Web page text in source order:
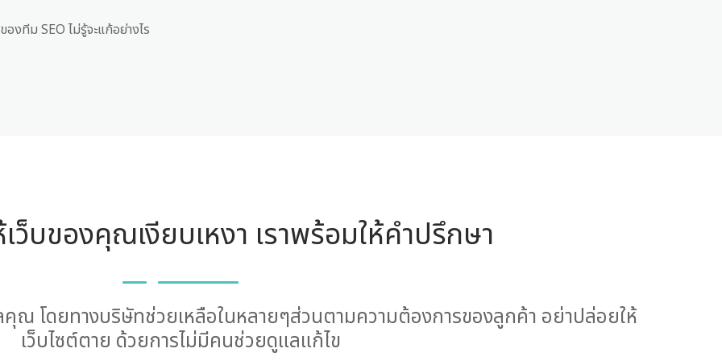
งทีม SEO ไม่รู้จะแก้อย่างไร
ว็บของคุณเงียบเหงา เราพร้อมให้คำปรึกษา
คุณ โดยทางบริษัทช่วยเหลือในหลายๆส่วนตามความต้องการของลูกค้า อย่าปล่อยให้
เว็บไซต์ตาย ด้วยการไม่มีคนช่วยดูแลแก้ไข